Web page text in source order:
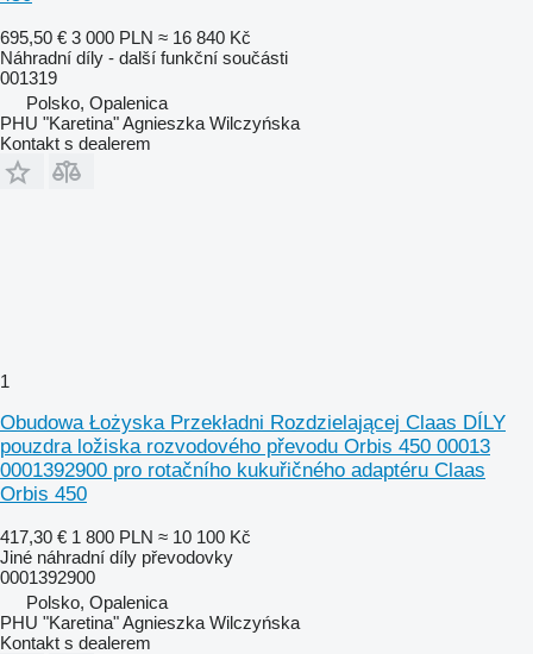
695,50 € 3 000 PLN ≈ 16 840 Kč
Náhradní díly - další funkční součásti
001319
Polsko, Opalenica
PHU "Karetina" Agnieszka Wilczyńska
Kontakt s dealerem
1
Obudowa Łożyska Przekładni Rozdzielającej Claas DÍLY
pouzdra ložiska rozvodového převodu Orbis 450 00013
0001392900 pro rotačního kukuřičného adaptéru Claas
Orbis 450
417,30 € 1 800 PLN ≈ 10 100 Kč
Jiné náhradní díly převodovky
0001392900
Polsko, Opalenica
PHU "Karetina" Agnieszka Wilczyńska
Kontakt s dealerem